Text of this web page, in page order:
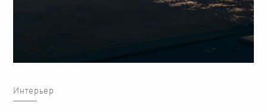
Интерьер